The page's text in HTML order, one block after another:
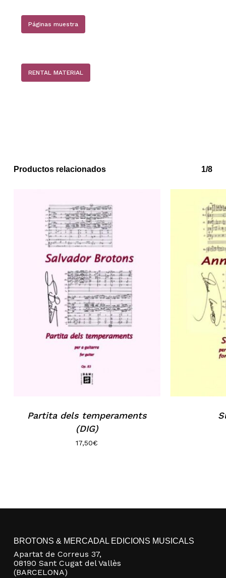
Páginas muestra
RENTAL MATERIAL
Productos relacionados 1/8
Partita dels temperaments
(DIG)
17,50€
BROTONS & MERCADAL EDICIONS MUSICALS
Apartat de Correus 37,
08190 Sant Cugat del Vallès
(BARCELONA)